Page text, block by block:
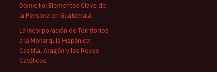
Domicilio: Elementos Clave de
la Persona en Guatemala
La Incorporación de Territorios
a la Monarquía Hispánica:
Castilla, Aragón y los Reyes
Católicos